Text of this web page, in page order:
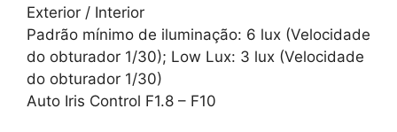
Exterior / Interior
Padrão mínimo de iluminação: 6 lux (Velocidade
do obturador 1/30); Low Lux: 3 lux (Velocidade
do obturador 1/30)
Auto Iris Control F1.8 – F10